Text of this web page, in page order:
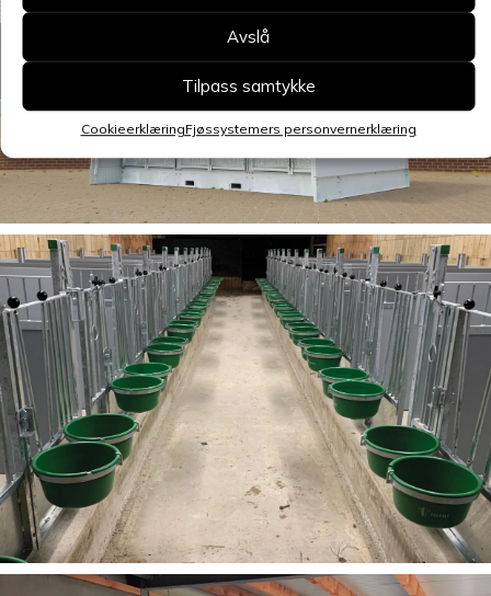
Avslå
Tilpass samtykke
CookieerklæringFjøssystemers personvernerklæring